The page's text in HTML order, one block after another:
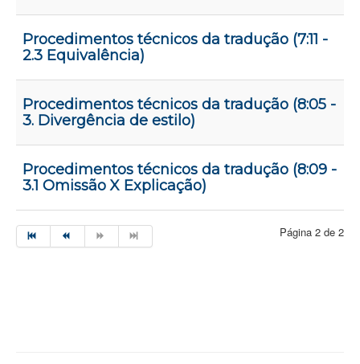
Procedimentos técnicos da tradução (7:11 -
2.3 Equivalência)
Procedimentos técnicos da tradução (8:05 -
3. Divergência de estilo)
Procedimentos técnicos da tradução (8:09 -
3.1 Omissão X Explicação)
Página 2 de 2